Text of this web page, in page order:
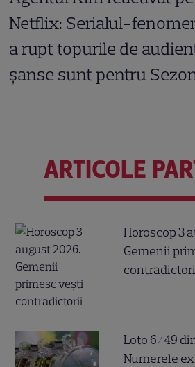
Netflix: Serialul-
a rupt topurile de
șanse sunt pentru
ARTICOLE
Horoscop 3
Gemenii
Loto 6/49
Numerele